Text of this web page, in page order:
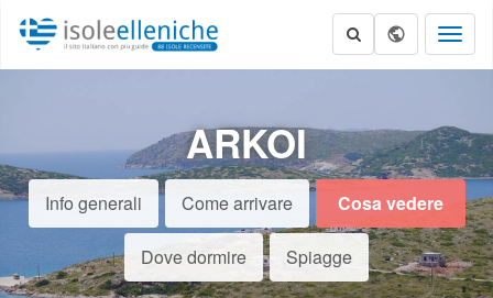
ARKOI
Info generali Come arrivare Cosa vedere
Dove dormire Spiagge